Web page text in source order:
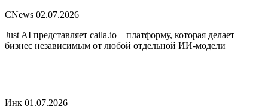
CNews 02.07.2026
Just AI представляет caila.io – платформу, которая делает
бизнес независимым от любой отдельной ИИ-модели
Инк 01.07.2026